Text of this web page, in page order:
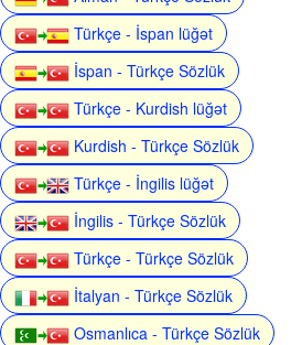
Türkçe - İspan lüğət
İspan - Türkçe Sözlük
Türkçe - Kurdish lüğət
Kurdish - Türkçe Sözlük
Türkçe - İngilis lüğət
İngilis - Türkçe Sözlük
Türkçe - Türkçe Sözlük
İtalyan - Türkçe Sözlük
Osmanlıca - Türkçe Sözlük